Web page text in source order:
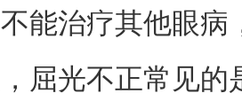
治疗其他眼病
屈光不正常见